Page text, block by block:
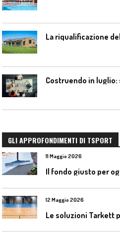
La riqualificazione
Costruendo in
GLI APPROFONDIMENTI DI TSPORT
11 Maggio 2026
12 Maggio 2026
Le soluzioni Tarkett